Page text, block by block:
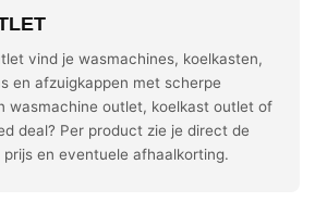
vind je wasmachines, koelkasten,
en afzuigkappen met scherpe
wasmachine outlet, koelkast outlet of
deal? Per product zie je direct de
en eventuele afhaalkorting.